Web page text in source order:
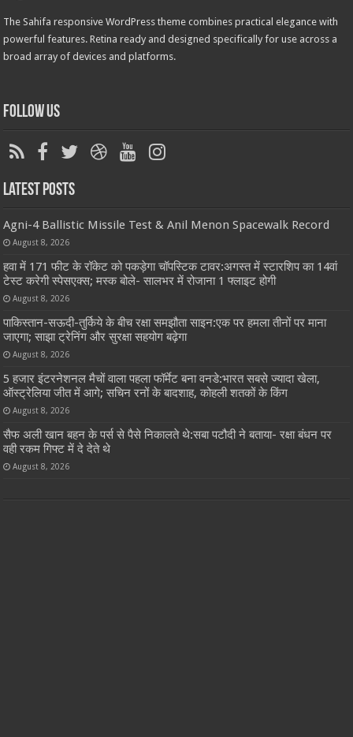
The Sahifa responsive WordPress theme combines practical elegance with
powerful features. Retina ready and designed specifically for use across a
broad array of devices and platforms.
Follow Us
Latest Posts
Agni-4 Ballistic Missile Test & Anil Menon Spacewalk Record
August 8, 2026
हवा में 171 फीट के रॉकेट को पकड़ेगा चॉपस्टिक टावर:अगस्त में स्टारशिप का 14वां
टेस्ट करेगी स्पेसएक्स; मस्क बोले- सालभर में रोजाना 1 फ्लाइट होगी
August 8, 2026
पाकिस्तान-सऊदी-तुर्किये के बीच रक्षा समझौता साइन:एक पर हमला तीनों पर माना
जाएगा; साझा ट्रेनिंग और सुरक्षा सहयोग बढ़ेगा
August 8, 2026
5 हजार इंटरनेशनल मैचों वाला पहला फॉर्मेट बना वनडे:भारत सबसे ज्यादा खेला,
ऑस्ट्रेलिया जीत में आगे; सचिन रनों के बादशाह, कोहली शतकों के किंग
August 8, 2026
सैफ अली खान बहन के पर्स से पैसे निकालते थे:सबा पटौदी ने बताया- रक्षा बंधन पर
वही रकम गिफ्ट में दे देते थे
August 8, 2026